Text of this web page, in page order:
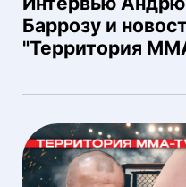
Баррозу и
"Территория